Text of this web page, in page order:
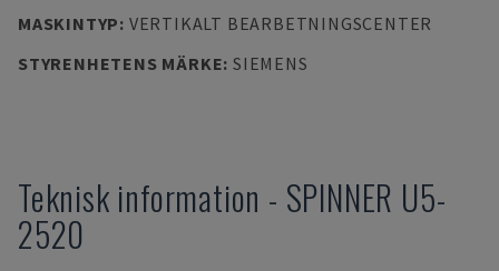
MASKINTYP: VERTIKALT BEARBETNINGSCENTER
STYRENHETENS MÄRKE: SIEMENS
Teknisk information - SPINNER U5-
2520